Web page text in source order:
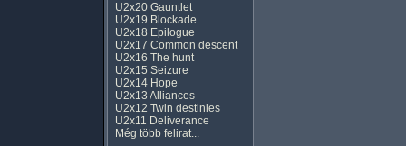
U2x20 Gauntlet
U2x19 Blockade
U2x18 Epilogue
U2x17 Common descent
U2x16 The hunt
U2x15 Seizure
U2x14 Hope
U2x13 Alliances
U2x12 Twin destinies
U2x11 Deliverance
Még több felirat...